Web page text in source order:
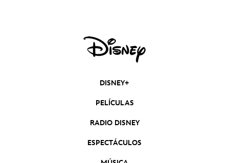
DISNEY+
PELÍCULAS
RADIO DISNEY
ESPECTÁCULOS